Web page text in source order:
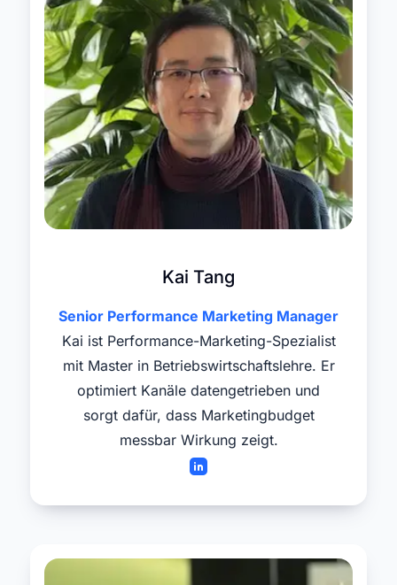
Kai Tang
Senior Performance Marketing Manager
Kai ist Performance-Marketing-Spezialist
mit Master in Betriebswirtschaftslehre. Er
optimiert Kanäle datengetrieben und
sorgt dafür, dass Marketingbudget
messbar Wirkung zeigt.​